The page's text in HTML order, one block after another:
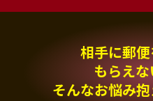
相手に郵
もらえな
そんなお悩み